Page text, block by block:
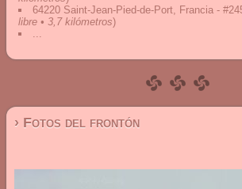
64220 Saint-Jean-Pied-de-Port, Francia -
libre • 3,7 kilómetros)
...
› Fotos del frontón